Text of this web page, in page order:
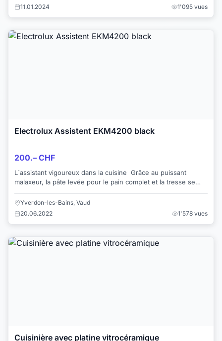
11.01.2024
1'095 vues
Electrolux Assistent EKM4200 black
200.– CHF
L`assistant vigoureux dans la cuisine Grâce au puissant
malaxeur, la pâte levée pour le pain complet et la tresse se
Yverdon-les-Bains, Vaud
20.06.2022
1'578 vues
Cuisinière avec platine vitrocéramique